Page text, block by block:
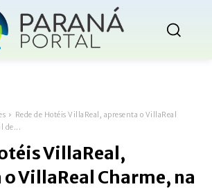
Rede de Hotéis VillaReal, apresenta o VillaReal
de...
VillaReal,
VillaReal Charme, na